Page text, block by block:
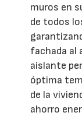
muros en
de todos
fachada al
aislante
óptima
de la
ahorro